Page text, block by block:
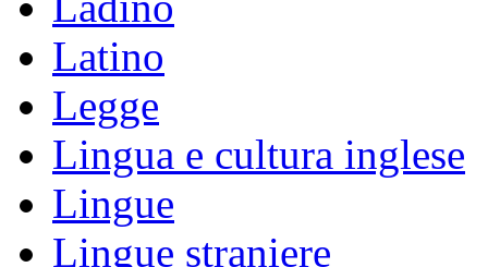
Latino
Legge
Lingua e cultura inglese
Lingue
Lingue straniere